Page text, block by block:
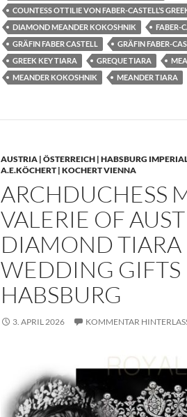
COUNTESS OTTILIE VON FABER-CASTELL’S
DIAMOND MEANDER KOKOSHNIK
FABER-
GRÄFIN FABER CASTELL
GRÄFIN FABER-
GREEK KEY TIARA
GREQUE TIARA
MEANDER KOKOSHNIK
MEANDER TIARA
AUSTRIA | ÖSTERREICH | HABSBURG
A.E.KÖCHERT | KOCHERT VIENNA
ARCHDUCHESS
VALERIE OF
DIAMOND TIARA
WEDDING GIFTS
HABSBURG
3. APRIL 2026 KOMMENTAR